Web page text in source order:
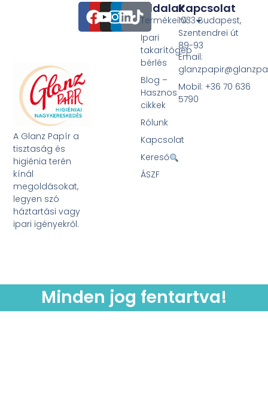
A Glanz Papír a
tisztaság és
higiénia terén
kínál
megoldásokat,
legyen szó
háztartási vagy
ipari igényekről.
Oldalak
Termékeink
Ipari
takarítógép
bérlés
Blog –
Hasznos
cikkek
Rólunk
Kapcsolat
Kereső
ÁSZF
Kapcsolat
1033 Budapest,
Szentendrei út
89-93
Email:
Mobil: +36 70 636
5790
Minden jog fentartva!